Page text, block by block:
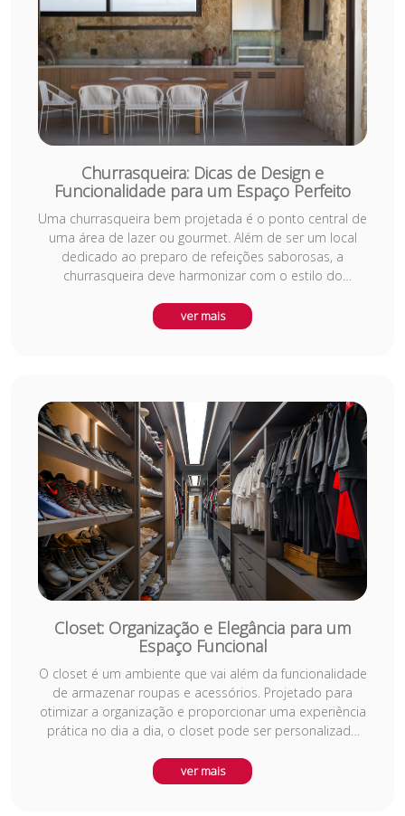
aproveitamento de espaço, garantindo um lar
aconchegante e adaptado às necessidades da família.
Churrasqueira: Dicas de Design e
Funcionalidade para um Espaço Perfeito
Uma churrasqueira bem projetada é o ponto central de
uma área de lazer ou gourmet. Além de ser um local
dedicado ao preparo de refeições saborosas, a
churrasqueira deve harmonizar com o estilo do
como tijolos aparentes, aço inoxidável e bancadas em
granito são escolhas comuns, pois combinam estética
um espaço confortável e convidativo é essencial para
receber amigos e familiares em momentos de
confraternização.
ver mais
Closet: Organização e Elegância para um
Espaço Funcional
O closet é um ambiente que vai além da funcionalidade
de armazenar roupas e acessórios. Projetado para
otimizar a organização e proporcionar uma experiência
prática no dia a dia, o closet pode ser personalizado
cada usuário. Com prateleiras ajustáveis, gavetas,
espelhos e iluminação adequada, o espaço se
ver mais